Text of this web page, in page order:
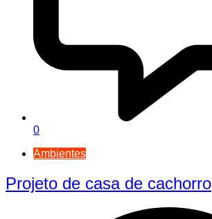
0
Ambientes
Projeto de casa de cachorro